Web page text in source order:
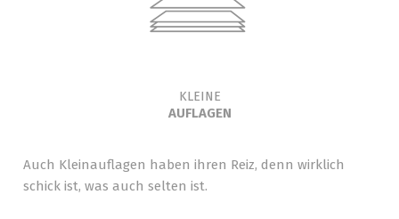
KLEINE
AUFLAGEN
Auch Kleinauflagen haben ihren Reiz, denn wirklich
schick ist, was auch selten ist.